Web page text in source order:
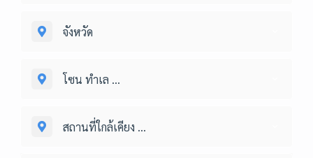
จังหวัด
โซน ทำเล ...
สถานที่ใกล้เคียง ...